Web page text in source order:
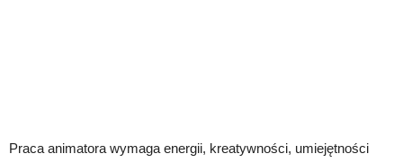
Praca animatora wymaga energii, kreatywności, umiejętności